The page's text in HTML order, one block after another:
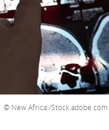
New Africa /Stock.adobe.com